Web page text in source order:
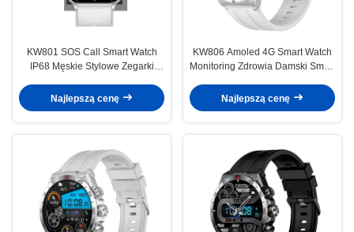
KW801 SOS Call Smart Watch
IP68 Męskie Stylowe Zegarki
Najlepszą cenę
KW806 Amoled 4G Smart Watch
Monitoring Zdrowia Damski Smart
Najlepszą cenę